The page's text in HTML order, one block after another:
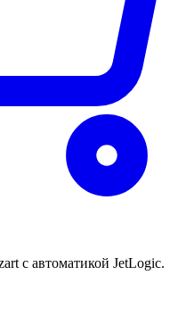
с автоматикой JetLogic.